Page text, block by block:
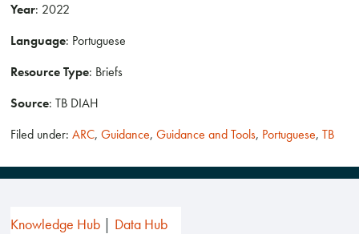
Year: 2022
Language: Portuguese
Resource Type: Briefs
Source: TB DIAH
Filed under:ARC,Guidance,Guidance and Tools, Portuguese,TB
Knowledge Hub Data Hub